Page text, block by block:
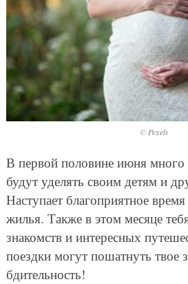
© Pexels
В первой половине июня
будут уделять своим детям и
Наступает благоприятное
жилья. Также в этом месяце
знакомств и интересных
поездки могут пошатнуть твое
бдительность!